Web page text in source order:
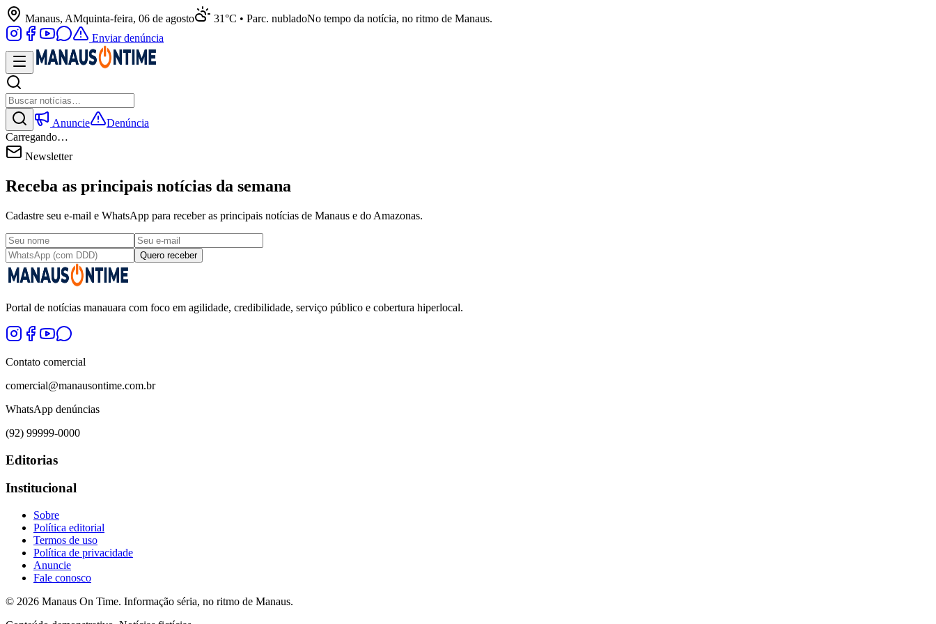
Manaus, AMquinta-feira, 06 de agosto 31°C • Parc. nubladoNo tempo da notícia, no ritmo de Manaus.
Enviar denúncia
Anuncie
Denúncia
Carregando…
Newsletter
Receba as principais notícias da semana
Cadastre seu e-mail e WhatsApp para receber as principais notícias de Manaus e do Amazonas.
Quero receber
Portal de notícias manauara com foco em agilidade, credibilidade, serviço público e cobertura hiperlocal.
Contato comercial
comercial@manausontime.com.br
WhatsApp denúncias
(92) 99999-0000
Editorias
Institucional
Sobre
Política editorial
Termos de uso
Política de privacidade
Anuncie
Fale conosco
© 2026 Manaus On Time. Informação séria, no ritmo de Manaus.